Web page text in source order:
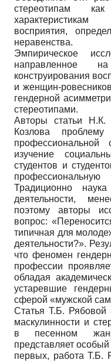
стереотипам как
характеристикам
восприятия,
неравенства.
Эмпирическое
направленное
конструирования
и женщин-
гендерной
стереотипами.
Авторы статьи
Козлова
профессиональной
изучение
студентов и
Традиционно
деятельности,
поэтому авторы
вопрос:
типичная для
деятельности?».
что феномен
профессии
обладая
устаревшие
сферой «мужской
Статья Т.Б.
маскулинности и
в песенном
представляет
первых, работа Т.Б.